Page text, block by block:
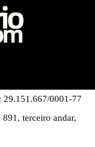
29.151.667/0001-77
terceiro andar,